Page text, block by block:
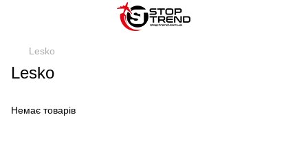
Lesko
Lesko
Немає товарів